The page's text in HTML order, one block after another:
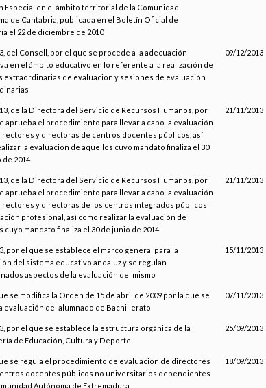
Especial en el ámbito territorial de la Comunidad
de Cantabria, publicada en el Boletín Oficial de
el 22 de diciembre de 2010
del Consell, por el que se procede a la adecuación
en el ámbito educativo en lo referente a la realización de
extraordinarias de evaluación y sesiones de evaluación
09/12/2013
de la Directora del Servicio de Recursos Humanos, por
aprueba el procedimiento para llevar a cabo la evaluación
y directoras de centros docentes públicos, así
la evaluación de aquellos cuyo mandato finaliza el 30
de 2014
21/11/2013
de la Directora del Servicio de Recursos Humanos, por
aprueba el procedimiento para llevar a cabo la evaluación
y directoras de los centros integrados públicos
profesional, así como realizar la evaluación de
cuyo mandato finaliza el 30 de junio de 2014
21/11/2013
por el que se establece el marco general para la
del sistema educativo andaluz y se regulan
aspectos de la evaluación del mismo
15/11/2013
se modifica la Orden de 15 de abril de 2009 por la que se
evaluación del alumnado de Bachillerato
07/11/2013
por el que se establece la estructura orgánica de la
de Educación, Cultura y Deporte
25/09/2013
se regula el procedimiento de evaluación de directores
docentes públicos no universitarios dependientes
Autónoma de Extremadura
18/09/2013